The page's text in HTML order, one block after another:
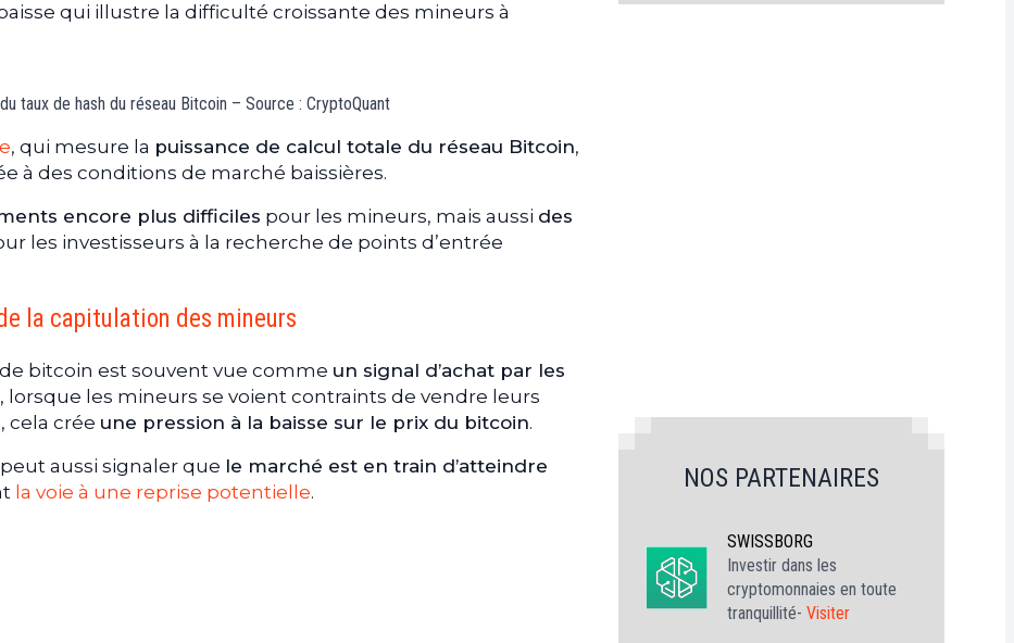
qui illustre la difficulté croissante des mineurs à
taux de hash du réseau Bitcoin – Source : CryptoQuant
, qui mesure la puissance de calcul totale du réseau Bitcoin,
à des conditions de marché baissières.
encore plus difficiles pour les mineurs, mais aussi des
les investisseurs à la recherche de points d’entrée
la capitulation des mineurs
bitcoin est souvent vue comme un signal d’achat par les
lorsque les mineurs se voient contraints de vendre leurs
cela crée une pression à la baisse sur le prix du bitcoin.
aussi signaler que le marché est en train d’atteindre
la voie à une reprise potentielle. NOS PARTENAIRES
SWISSBORG
Investir dans les
cryptomonnaies en toute
tranquillité- Visiter